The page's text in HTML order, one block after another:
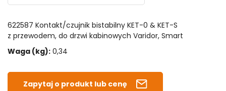
622587 Kontakt/czujnik bistabilny KET-0 & KET-S
z przewodem, do drzwi kabinowych Varidor, Smart
Waga (kg): 0,34
Zapytaj o produkt lub cenę